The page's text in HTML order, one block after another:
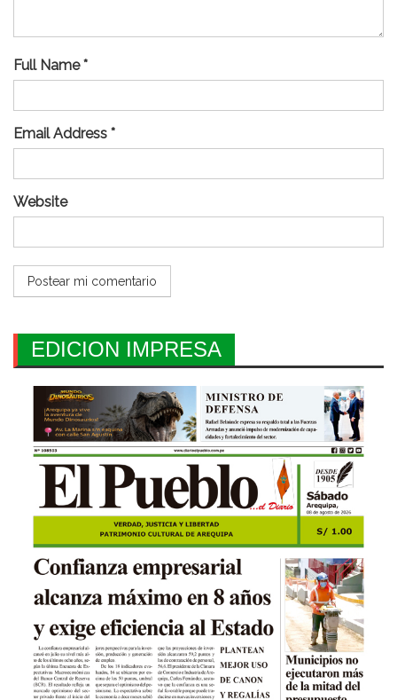
Full Name *
Email Address *
Website
EDICION IMPRESA